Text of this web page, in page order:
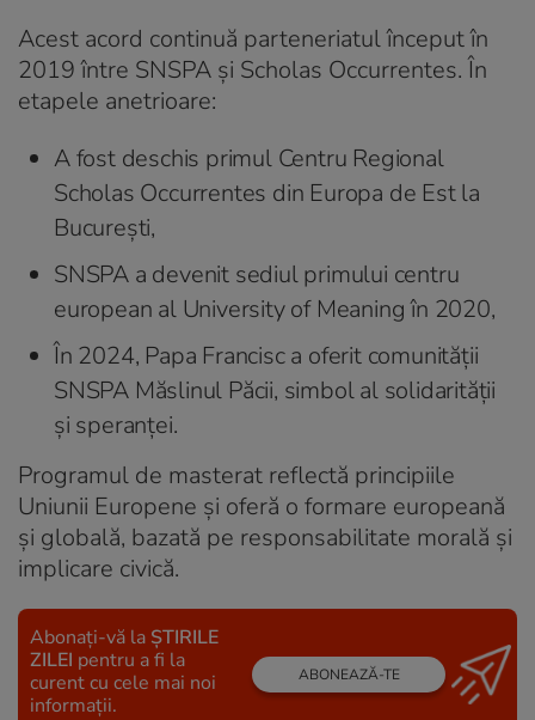
Acest acord continuă parteneriatul început în
2019 între SNSPA și Scholas Occurrentes. În
etapele anetrioare:
A fost deschis primul Centru Regional
Scholas Occurrentes din Europa de Est la
București,
SNSPA a devenit sediul primului centru
european al University of Meaning în 2020,
În 2024, Papa Francisc a oferit comunității
SNSPA Măslinul Păcii, simbol al solidarității
și speranței.
Programul de masterat reflectă principiile
Uniunii Europene și oferă o formare europeană
și globală, bazată pe responsabilitate morală și
implicare civică.
Abonați-vă la ȘTIRILE
ZILEI pentru a fi la
curent cu cele mai noi
informații.
ABONEAZĂ-TE